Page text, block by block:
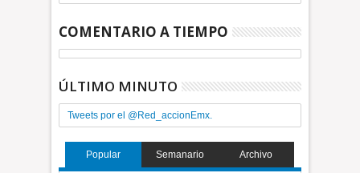
COMENTARIO A TIEMPO
ÚLTIMO MINUTO
Tweets por el @Red_accionEmx.
Popular Semanario Archivo